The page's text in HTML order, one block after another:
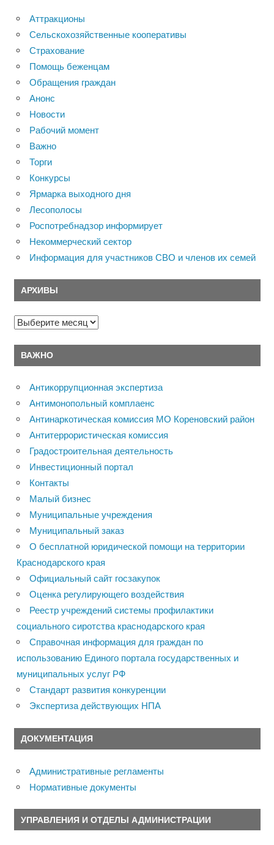
Аттракционы
Сельскохозяйственные кооперативы
Страхование
Помощь беженцам
Обращения граждан
Анонс
Новости
Рабочий момент
Важно
Торги
Конкурсы
Ярмарка выходного дня
Лесополосы
Роспотребнадзор информирует
Некоммерческий сектор
Информация для участников СВО и членов их семей
АРХИВЫ
Архивы
ВАЖНО
Антикоррупционная экспертиза
Антимонопольный комплаенс
Антинаркотическая комиссия МО Кореновский район
Антитеррористическая комиссия
Градостроительная деятельность
Инвестиционный портал
Контакты
Малый бизнес
Муниципальные учреждения
Муниципальный заказ
О бесплатной юридической помощи на территории
Краснодарского края
Официальный сайт госзакупок
Оценка регулирующего воздействия
Реестр учреждений системы профилактики
социального сиротства краснодарского края
Справочная информация для граждан по
использованию Единого портала государственных и
муниципальных услуг РФ
Стандарт развития конкуренции
Экспертиза действующих НПА
ДОКУМЕНТАЦИЯ
Административные регламенты
Нормативные документы
УПРАВЛЕНИЯ И ОТДЕЛЫ АДМИНИСТРАЦИИ